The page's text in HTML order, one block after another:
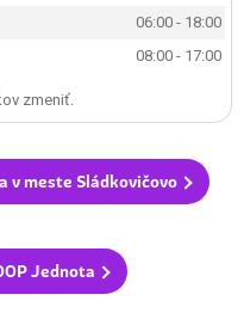
06:00 - 18:00
08:00 - 17:00
zmeniť.
v meste Sládkovičovo
Jednota